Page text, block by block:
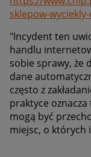
sklepow-
"Incydent ten
handlu
sobie sprawy, że
dane
często z
praktyce
mogą być
miejsc, o których